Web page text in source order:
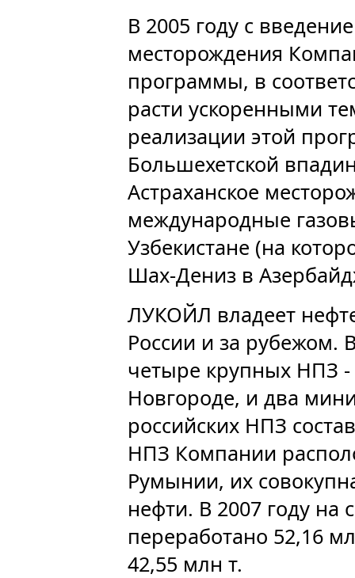
В 2005 году с
месторождения
программы, в
расти ускоренными
реализации этой
Большехетской
Астраханское
международные
Узбекистане (на
Шах-Дениз в
ЛУКОЙЛ владеет
России и за рубежом.
четыре крупных НПЗ
Новгороде, и два
российских НПЗ
НПЗ Компании
Румынии, их
нефти. В 2007 году
переработано 52,16
42,55 млн т.